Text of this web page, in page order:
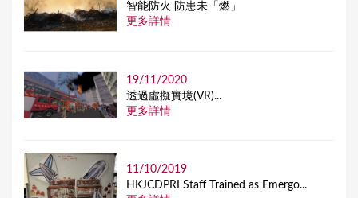
智能防火 防患未「燃」
更多詳情
19/11/2020
透過虛擬實境(VR)...
更多詳情
11/10/2019
HKJCDPRI Staff Trained as Emergo...